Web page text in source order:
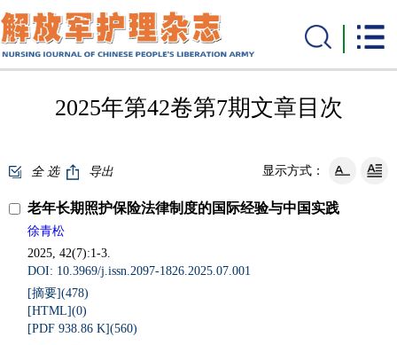
2025年第42卷第7期文章目次
全 选 导出 显示方式：
老年长期照护保险法律制度的国际经验与中国实践
徐青松
2025, 42(7):1-3.
DOI: 10.3969/j.issn.2097-1826.2025.07.001
[摘要](478)
[HTML](0)
[PDF 938.86 K](560)